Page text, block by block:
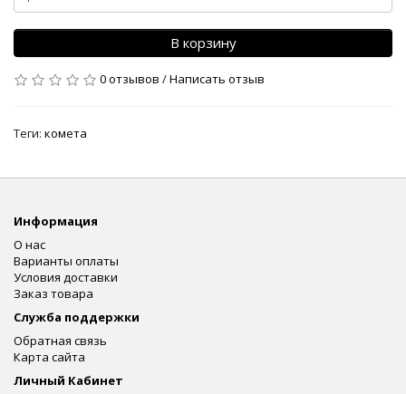
В корзину
0 отзывов /Написать отзыв
Теги: комета
Информация
О нас
Варианты оплаты
Условия доставки
Заказ товара
Служба поддержки
Обратная связь
Карта сайта
Личный Кабинет